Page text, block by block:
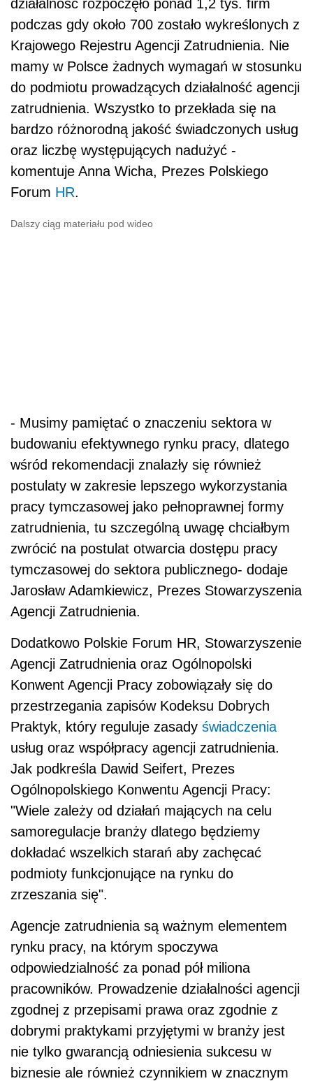
działalność rozpoczęło ponad 1,2 tys. firm
podczas gdy około 700 zostało wykreślonych z
Krajowego Rejestru Agencji Zatrudnienia. Nie
mamy w Polsce żadnych wymagań w stosunku
do podmiotu prowadzących działalność agencji
zatrudnienia. Wszystko to przekłada się na
bardzo różnorodną jakość świadczonych usług
oraz liczbę występujących nadużyć -
komentuje Anna Wicha, Prezes Polskiego
Forum HR.
Dalszy ciąg materiału pod wideo
- Musimy pamiętać o znaczeniu sektora w
budowaniu efektywnego rynku pracy, dlatego
wśród rekomendacji znalazły się również
postulaty w zakresie lepszego wykorzystania
pracy tymczasowej jako pełnoprawnej formy
zatrudnienia, tu szczególną uwagę chciałbym
zwrócić na postulat otwarcia dostępu pracy
tymczasowej do sektora publicznego- dodaje
Jarosław Adamkiewicz, Prezes Stowarzyszenia
Agencji Zatrudnienia.
Dodatkowo Polskie Forum HR, Stowarzyszenie
Agencji Zatrudnienia oraz Ogólnopolski
Konwent Agencji Pracy zobowiązały się do
przestrzegania zapisów Kodeksu Dobrych
Praktyk, który reguluje zasady świadczenia
usług oraz współpracy agencji zatrudnienia.
Jak podkreśla Dawid Seifert, Prezes
Ogólnopolskiego Konwentu Agencji Pracy:
"Wiele zależy od działań mających na celu
samoregulacje branży dlatego będziemy
dokładać wszelkich starań aby zachęcać
podmioty funkcjonujące na rynku do
zrzeszania się".
Agencje zatrudnienia są ważnym elementem
rynku pracy, na którym spoczywa
odpowiedzialność za ponad pół miliona
pracowników. Prowadzenie działalności agencji
zgodnej z przepisami prawa oraz zgodnie z
dobrymi praktykami przyjętymi w branży jest
nie tylko gwarancją odniesienia sukcesu w
biznesie ale również czynnikiem w znacznym